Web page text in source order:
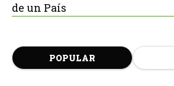
de un País
POPULAR